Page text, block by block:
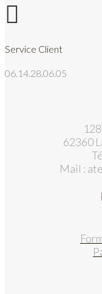

Service Client
06.14.28.06.05
62360
Mail :